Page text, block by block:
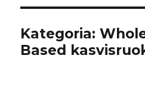
Kategoria:
Based